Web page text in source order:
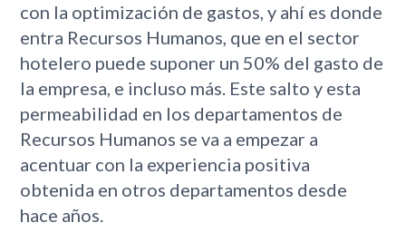
con la optimización de gastos, y ahí es donde
entra Recursos Humanos, que en el sector
hotelero puede suponer un 50% del gasto de
la empresa, e incluso más. Este salto y esta
permeabilidad en los departamentos de
Recursos Humanos se va a empezar a
acentuar con la experiencia positiva
obtenida en otros departamentos desde
hace años.